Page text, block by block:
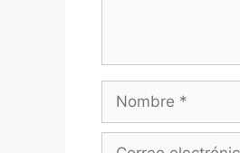
Nombre
Correo